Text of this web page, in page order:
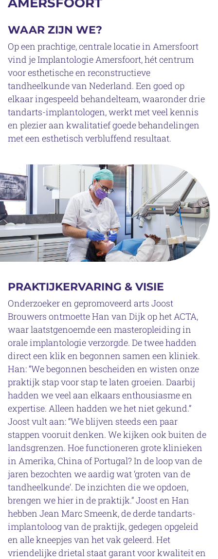
WAAR ZIJN WE?
Op een prachtige, centrale locatie in Amersfoort
vind je Implantologie Amersfoort, hét centrum
voor esthetische en reconstructieve
tandheelkunde van Nederland. Een goed op
elkaar ingespeeld behandelteam, waaronder drie
tandarts-implantologen, werkt met veel kennis
en plezier aan kwalitatief goede behandelingen
met een esthetisch verbluffend resultaat.
PRAKTIJKERVARING & VISIE
Onderzoeker en gepromoveerd arts Joost
Brouwers ontmoette Han van Dijk op het ACTA,
waar laatstgenoemde een masteropleiding in
orale implantologie verzorgde. De twee hadden
direct een klik en begonnen samen een kliniek.
Han: “We begonnen bescheiden en wisten onze
praktijk stap voor stap te laten groeien. Daarbij
hadden we veel aan elkaars enthousiasme en
expertise. Alleen hadden we het niet gekund.”
Joost vult aan: “We blijven steeds een paar
stappen vooruit denken. We kijken ook buiten de
landsgrenzen. Hoe functioneren grote klinieken
in Amerika, China of Portugal? In de loop van de
jaren bezochten we aardig wat ‘groten van de
tandheelkunde’. De inzichten die we opdoen,
brengen we hier in de praktijk.” Joost en Han
hebben Jean Marc Smeenk, de derde tandarts-
implantoloog van de praktijk, gedegen opgeleid
en alle kneepjes van het vak geleerd. Het
vriendelijke drietal staat garant voor kwaliteit en